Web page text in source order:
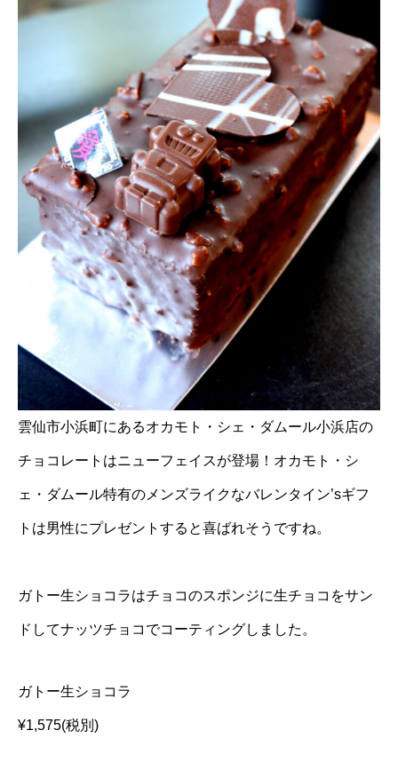
雲仙市小浜町にあるオカモト・シェ・ダムール小浜店の
チョコレートはニューフェイスが登場！オカモト・シ
ェ・ダムール特有のメンズライクなバレンタイン’sギフ
トは男性にプレゼントすると喜ばれそうですね。
ガトー生ショコラはチョコのスポンジに生チョコをサン
ドしてナッツチョコでコーティングしました。
ガトー生ショコラ
¥1,575(税別)